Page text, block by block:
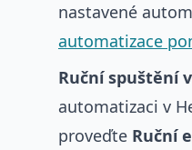
nastavené
automatizace
Ruční spuštění
automatizaci v
proveďte Ruční